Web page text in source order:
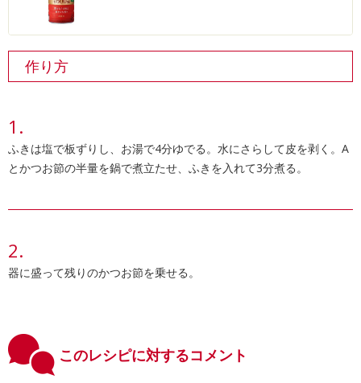
作り方
ふきは塩で板ずりし、お湯で4分ゆでる。水にさらして皮を剥く。A
とかつお節の半量を鍋で煮立たせ、ふきを入れて3分煮る。
器に盛って残りのかつお節を乗せる。
このレシピに対するコメント